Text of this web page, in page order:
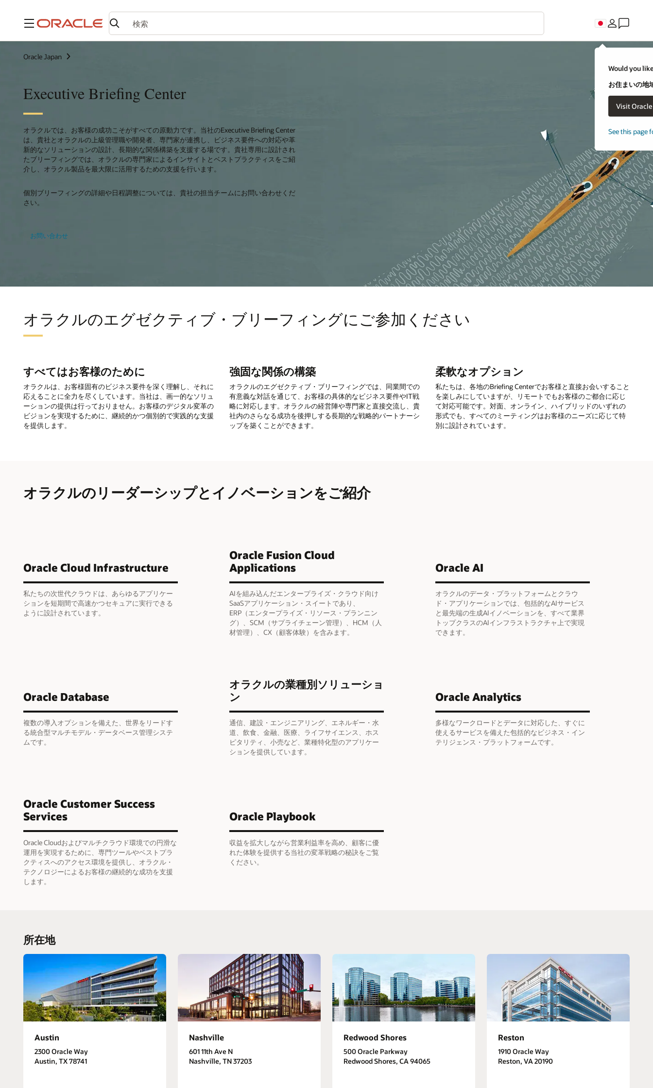
メニュー
Would you
お住まいの地
Visit
See this page
Oracle Japan
Executive Briefing Center
オラクルでは、お客様の成功こそがすべての原動力です。当社のExecutive Briefing Center
は、貴社とオラクルの上級管理職や開発者、専門家が連携し、ビジネス要件への対応や革
新的なソリューションの設計、長期的な関係構築を支援する場です。貴社専用に設計され
たブリーフィングでは、オラクルの専門家によるインサイトとベストプラクティスをご紹
介し、オラクル製品を最大限に活用するための支援を行います。
個別ブリーフィングの詳細や日程調整については、貴社の担当チームにお問い合わせくだ
さい。
お問い合わせ
オラクルのエグゼクティブ・ブリーフィングにご参加ください
すべてはお客様のために
オラクルは、お客様固有のビジネス要件を深く理解し、それに
応えることに全力を尽くしています。当社は、画一的なソリュ
ーションの提供は行っておりません。お客様のデジタル変革の
ビジョンを実現するために、継続的かつ個別的で実践的な支援
を提供します。
強固な関係の構築
オラクルのエグゼクティブ・ブリーフィングでは、同業間での
有意義な対話を通じて、お客様の具体的なビジネス要件やIT戦
略に対応します。オラクルの経営陣や専門家と直接交流し、貴
社内のさらなる成功を後押しする長期的な戦略的パートナーシ
ップを築くことができます。
柔軟なオプション
私たちは、各地のBriefing Centerでお客様と直接お会いすること
を楽しみにしていますが、リモートでもお客様のご都合に応じ
て対応可能です。対面、オンライン、ハイブリッドのいずれの
形式でも、すべてのミーティングはお客様のニーズに応じて特
別に設計されています。
オラクルのリーダーシップとイノベーションをご紹介
Oracle Cloud Infrastructure
私たちの次世代クラウドは、あらゆるアプリケー
ションを短期間で高速かつセキュアに実行できる
ように設計されています。
Oracle Fusion Cloud
Applications
AIを組み込んだエンタープライズ・クラウド向け
SaaSアプリケーション・スイートであり、
ERP（エンタープライズ・リソース・プランニン
グ）、SCM（サプライチェーン管理）、HCM（人
材管理）、CX（顧客体験）を含みます。
Oracle AI
オラクルのデータ・プラットフォームとクラウ
ド・アプリケーションでは、包括的なAIサービス
と最先端の生成AIイノベーションを、すべて業界
トップクラスのAIインフラストラクチャ上で実現
できます。
Oracle Database
複数の導入オプションを備えた、世界をリードす
る統合型マルチモデル・データベース管理システ
ムです。
オラクルの業種別ソリューショ
ン
通信、建設・エンジニアリング、エネルギー・水
道、飲食、金融、医療、ライフサイエンス、ホス
ピタリティ、小売など、業種特化型のアプリケー
ションを提供しています。
Oracle Analytics
多様なワークロードとデータに対応した、すぐに
使えるサービスを備えた包括的なビジネス・イン
テリジェンス・プラットフォームです。
Oracle Customer Success
Services
Oracle Cloudおよびマルチクラウド環境での円滑な
運用を実現するために、専門ツールやベストプラ
クティスへのアクセス環境を提供し、オラクル・
テクノロジーによるお客様の継続的な成功を支援
します。
Oracle Playbook
収益を拡大しながら営業利益率を高め、顧客に優
れた体験を提供する当社の変革戦略の秘訣をご覧
ください。
所在地
Austin
2300 Oracle Way
Austin, TX 78741
Nashville
601 11th Ave N
Nashville, TN 37203
Redwood Shores
500 Oracle Parkway
Redwood Shores, CA 94065
Reston
1910 Oracle Way
Reston, VA 20190